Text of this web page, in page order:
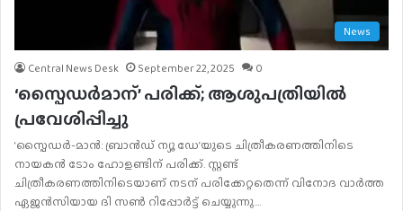
News
Central News Desk September 22, 2025 0
‘സ്പൈഡർമാന്’ പരിക്ക്; ആശുപത്രിയിൽ
പ്രവേശിപ്പിച്ചു
‘സ്പൈഡർ-മാന്‍: ബ്രാന്‍ഡ് ന്യൂ ഡേ’യുടെ ചിത്രീകരണത്തിനിടെ
നായകന്‍ ടോം ഹോളണ്ടിന് പരിക്ക്. സ്റ്റണ്ട്
ചിത്രീകരണത്തിനിടെയാണ് നടന് പരിക്കേറ്റതെന്ന് വിനോദ വാർത്ത
ഏജൻസിയായ ദി സൺ റിപ്പോർട്ട് ചെയ്യുന്നു.…